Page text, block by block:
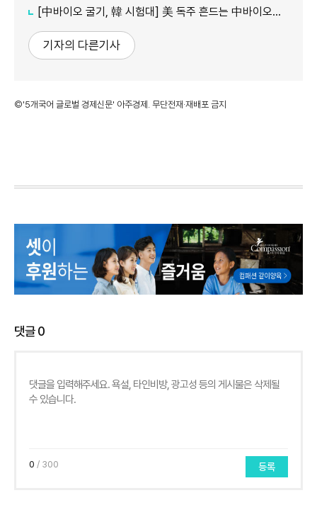
[中바이오 굴기, 韓 시험대] 美 독주 흔드는 中바이오… 글로벌 신약 질서 재편
기자의 다른기사
©'5개국어 글로벌 경제신문' 아주경제. 무단전재·재배포 금지
댓글0
0 / 300 등록